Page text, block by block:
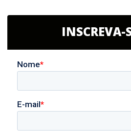
INSCREVA-